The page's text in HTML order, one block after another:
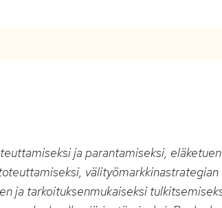
ja parantamiseksi, eläketuen
välityömarkkinastrategian
ja tarkoituksenmukaiseksi